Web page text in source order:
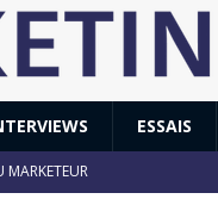
ESSAIS
MARKETEUR